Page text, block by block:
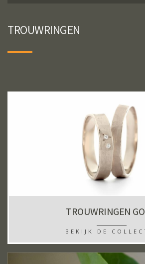
TROUWRINGEN
TROUWRINGEN
BEKIJK DE